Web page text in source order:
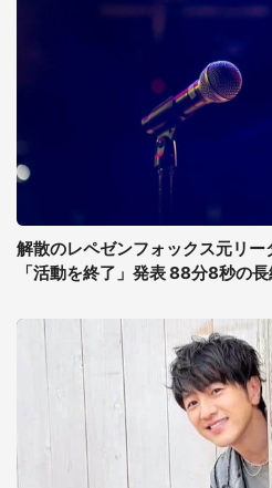
解散のレペゼンフォックス元リ
「活動を終了」発表 88分8秒の